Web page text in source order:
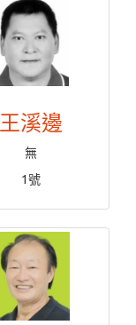
王溪邊
無
1號